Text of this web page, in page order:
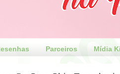
Parceiros Mídia